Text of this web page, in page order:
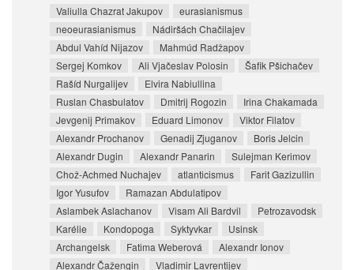
Valiulla Chazrat Jakupov
eurasianismus
neoeurasianismus
Nádiršách Chačilajev
Abdul Vahíd Nijazov
Mahmúd Radžapov
Sergej Komkov
Ali Vjačeslav Polosin
Šafik Pšichačev
Rašíd Nurgalijev
Elvira Nabiullina
Ruslan Chasbulatov
Dmitrij Rogozin
Irina Chakamada
Jevgenij Primakov
Eduard Limonov
Viktor Filatov
Alexandr Prochanov
Genadij Zjuganov
Boris Jelcin
Alexandr Dugin
Alexandr Panarin
Sulejman Kerimov
Chož-Achmed Nuchajev
atlanticismus
Farit Gazizullin
Igor Yusufov
Ramazan Abdulatipov
Aslambek Aslachanov
Visam Ali Bardvil
Petrozavodsk
Karélie
Kondopoga Syktyvkar
Usinsk
Archangelsk
Fatima Weberová
Alexandr Ionov
Alexandr Čažengin
Vladimir Lavrentijev